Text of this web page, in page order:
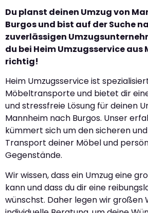
Du planst deinen Umzug von
Burgos und bist auf der Suche
zuverlässigen
du bei Heim Umzugsservice aus
richtig!
Heim Umzugsservice ist
Möbeltransporte und bietet dir
und stressfreie Lösung für deinen
Mannheim nach Burgos. Unser
kümmert sich um den sicheren
Transport deiner Möbel und
Gegenstände.
Wir wissen, dass ein Umzug eine
kann und dass du dir eine
wünschst. Daher legen wir großen